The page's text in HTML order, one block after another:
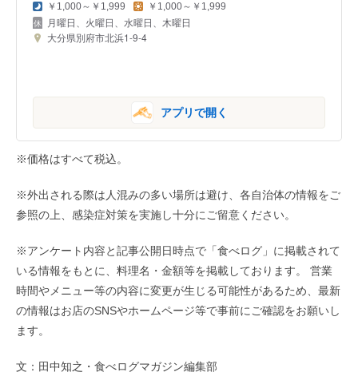
￥1,000～￥1,999 ￥1,000～￥1,999
月曜日、火曜日、水曜日、木曜日
大分県別府市北浜1-9-4
アプリで開く
※価格はすべて税込。
※外出される際は人混みの多い場所は避け、各自治体の情報をご
参照の上、感染症対策を実施し十分にご留意ください。
※アンケート内容と記事公開日時点で「食べログ」に掲載されて
いる情報をもとに、料理名・金額等を掲載しております。 営業
時間やメニュー等の内容に変更が生じる可能性があるため、最新
の情報はお店のSNSやホームページ等で事前にご確認をお願いし
ます。
文：田中知之・食べログマガジン編集部